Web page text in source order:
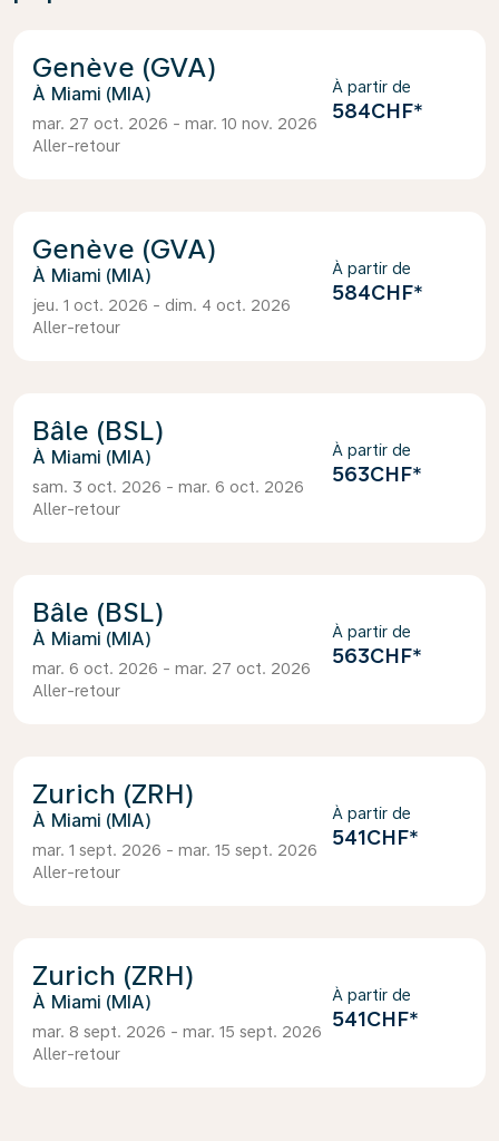
Genève (GVA)
Miami (MIA)
mar. 27 oct. 2026 - mar. 10 nov. 2026
Aller-retour
À partir de
584CHF*
Genève (GVA)
Miami (MIA)
jeu. 1 oct. 2026 - dim. 4 oct. 2026
Aller-retour
À partir de
584CHF*
Bâle (BSL)
Miami (MIA)
sam. 3 oct. 2026 - mar. 6 oct. 2026
Aller-retour
À partir de
563CHF*
Bâle (BSL)
Miami (MIA)
mar. 6 oct. 2026 - mar. 27 oct. 2026
Aller-retour
À partir de
563CHF*
Zurich (ZRH)
Miami (MIA)
mar. 1 sept. 2026 - mar. 15 sept. 2026
Aller-retour
À partir de
541CHF*
Zurich (ZRH)
Miami (MIA)
mar. 8 sept. 2026 - mar. 15 sept. 2026
Aller-retour
À partir de
541CHF*